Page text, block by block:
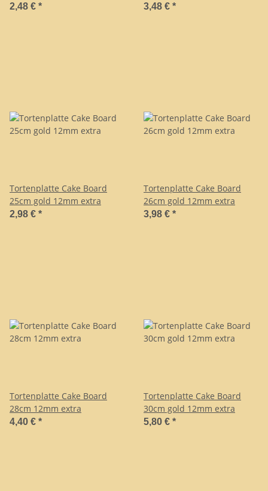
2,48 € * 3,48 € *
Tortenplatte Cake Board
25cm gold 12mm extra
2,98 € *
Tortenplatte Cake Board
26cm gold 12mm extra
3,98 € *
Tortenplatte Cake Board
28cm 12mm extra
4,40 € *
Tortenplatte Cake Board
30cm gold 12mm extra
5,80 € *